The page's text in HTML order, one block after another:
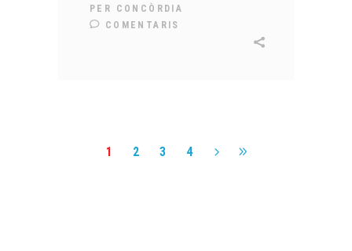
PER CONCÒRDIA
COMENTARIS
1 2 3 4